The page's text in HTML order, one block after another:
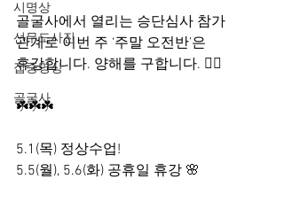
시명상
선무도사진
집중명상
골굴사
골굴사에서 열리는 승단심사 참가
관계로 이번 주 ‘주말 오전반’은
휴강합니다. 양해를 구합니다. 🙂‍↔️
☘️☘️☘️
5.1(목) 정상수업!
5.5(월), 5.6(화) 공휴일 휴강 🌸